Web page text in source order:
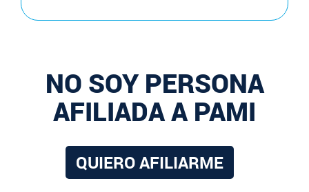
NO SOY PERSONA
AFILIADA A PAMI
QUIERO AFILIARME